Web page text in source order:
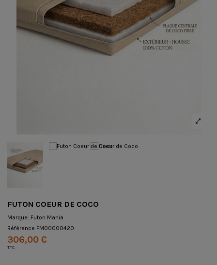
FUTON COEUR DE COCO
Marque: Futon Mania
Référence FM00000420
306,00 €
TTC